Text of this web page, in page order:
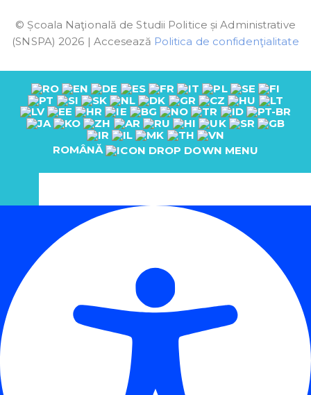
© Școala Naţională de Studii Politice și Administrative
(SNSPA) 2026 | Accesează Politica de confidenţialitate
ROMÂNĂ